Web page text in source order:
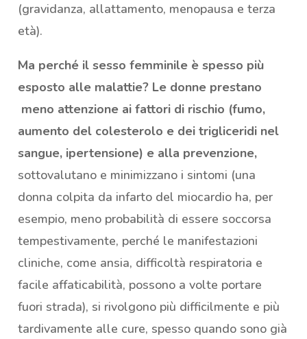
(gravidanza, allattamento, menopausa e terza
età).
Ma perché il sesso femminile è spesso più
esposto alle malattie? Le donne prestano
meno attenzione ai fattori di rischio (fumo,
aumento del colesterolo e dei trigliceridi nel
sangue, ipertensione) e alla prevenzione,
sottovalutano e minimizzano i sintomi (una
donna colpita da infarto del miocardio ha, per
esempio, meno probabilità di essere soccorsa
tempestivamente, perché le manifestazioni
cliniche, come ansia, difficoltà respiratoria e
facile affaticabilità, possono a volte portare
fuori strada), si rivolgono più difficilmente e più
tardivamente alle cure, spesso quando sono già